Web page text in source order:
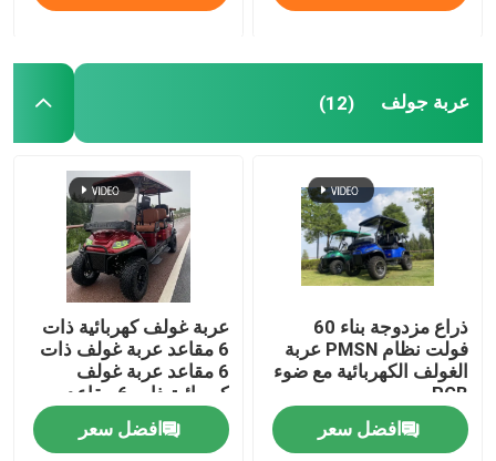
عربة جولف (12)
ذراع مزدوجة بناء 60
فولت نظام PMSN عربة
الغولف الكهربائية مع ضوء
RGB
افضل سعر
عربة غولف كهربائية ذات
6 مقاعد عربة غولف ذات
6 مقاعد عربة غولف
كهربائية ذات 6 مقاعد
افضل سعر